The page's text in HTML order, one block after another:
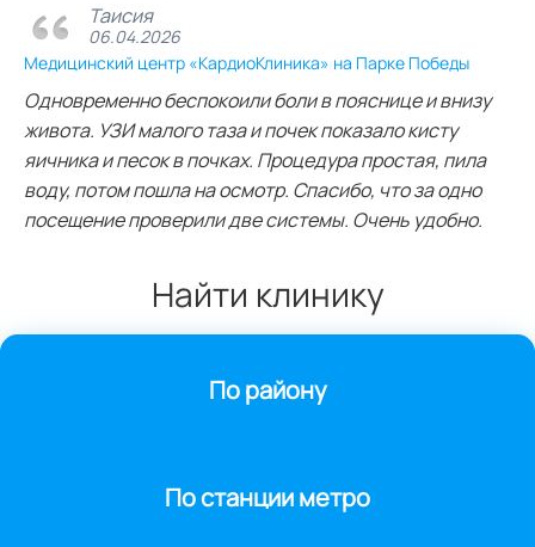
Таисия
06.04.2026
Медицинский центр «КардиоКлиника» на Парке Победы
Одновременно беспокоили боли в пояснице и внизу
живота. УЗИ малого таза и почек показало кисту
яичника и песок в почках. Процедура простая, пила
воду, потом пошла на осмотр. Спасибо, что за одно
посещение проверили две системы. Очень удобно.
Найти клинику
По району
По станции метро